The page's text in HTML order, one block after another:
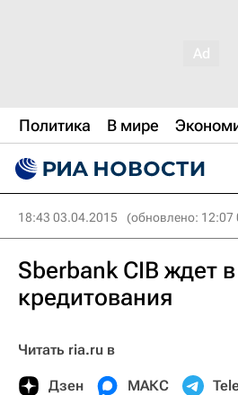
Политика В мире
18:43 03.04.2015 (обновлено: 12:07
Sberbank CIB ждет
кредитования
Читать ria.ru в
Дзен МАКС